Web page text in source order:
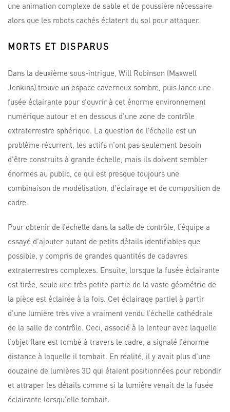
une animation complexe de sable et de poussière nécessaire
alors que les robots cachés éclatent du sol pour attaquer.
MORTS ET DISPARUS
Dans la deuxième sous-intrigue, Will Robinson (Maxwell
Jenkins) trouve un espace caverneux sombre, puis lance une
fusée éclairante pour s’ouvrir à cet énorme environnement
numérique autour et en dessous d’une zone de contrôle
extraterrestre sphérique. La question de l’échelle est un
problème récurrent, les actifs n’ont pas seulement besoin
d’être construits à grande échelle, mais ils doivent sembler
énormes au public, ce qui est presque toujours une
combinaison de modélisation, d’éclairage et de composition de
cadre.
Pour obtenir de l’échelle dans la salle de contrôle, l’équipe a
essayé d’ajouter autant de petits détails identifiables que
possible, y compris de grandes quantités de cadavres
extraterrestres complexes. Ensuite, lorsque la fusée éclairante
est tirée, seule une très petite partie de la vaste géométrie de
la pièce est éclairée à la fois. Cet éclairage partiel à partir
d’une lumière très vive a vraiment vendu l’échelle cathédrale
de la salle de contrôle. Ceci, associé à la lenteur avec laquelle
l’objet flare est tombé à travers le cadre, a signalé l’énorme
distance à laquelle il tombait. En réalité, il y avait plus d’une
douzaine de lumières 3D qui étaient positionnées pour rebondir
et attraper les détails comme si la lumière venait de la fusée
éclairante lorsqu’elle tombait.